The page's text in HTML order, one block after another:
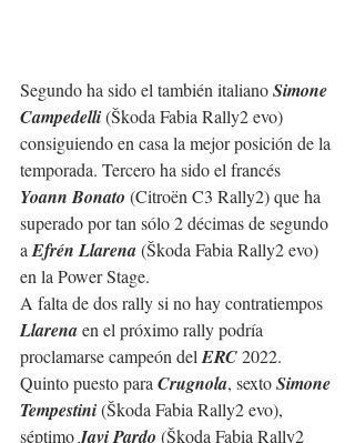
Segundo ha sido el también italiano Simone
Campedelli (Škoda Fabia Rally2 evo)
consiguiendo en casa la mejor posición de la
temporada. Tercero ha sido el francés
Yoann Bonato (Citroën C3 Rally2) que ha
superado por tan sólo 2 décimas de segundo
a Efrén Llarena (Škoda Fabia Rally2 evo)
en la Power Stage.
A falta de dos rally si no hay contratiempos
Llarena en el próximo rally podría
proclamarse campeón del ERC 2022.
Quinto puesto para Crugnola, sexto Simone
Tempestini (Škoda Fabia Rally2 evo),
séptimo Javi Pardo (Škoda Fabia Rally2